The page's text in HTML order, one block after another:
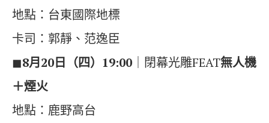
地點：台東國際地標
卡司：郭靜、范逸臣
◼︎8月20日（四）19:00 ｜閉幕光雕FEAT無人機
＋煙火
地點：鹿野高台